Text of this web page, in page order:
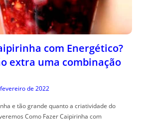
com Energético?
extra uma combinação
de 2022
e tão grande quanto a criatividade do
Como Fazer Caipirinha com